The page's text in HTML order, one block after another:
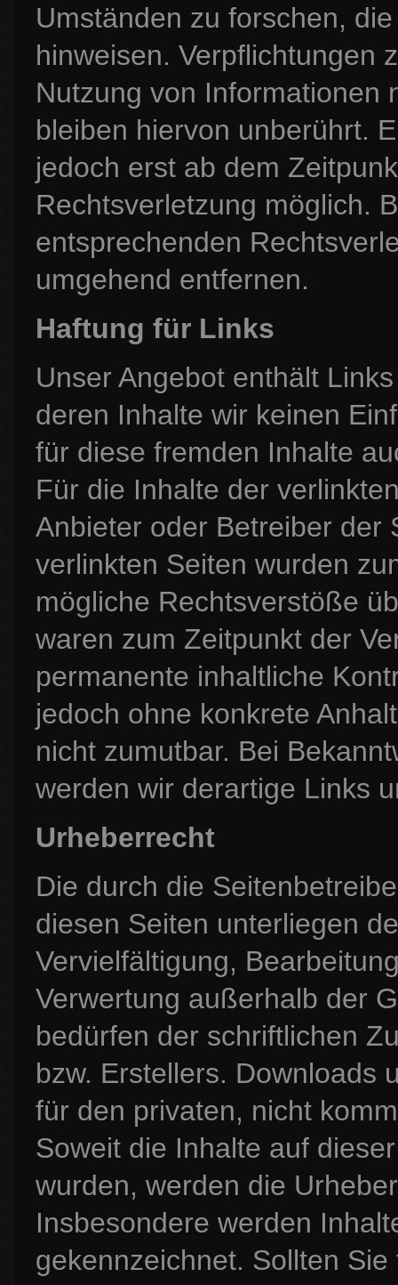
Umständen zu forschen,
hinweisen. Verpflichtungen
Nutzung von Informationen
bleiben hiervon unberührt.
jedoch erst ab dem
Rechtsverletzung möglich.
entsprechenden
umgehend entfernen.
Haftung für Links
Unser Angebot enthält
deren Inhalte wir keinen
für diese fremden Inhalte
Für die Inhalte der
Anbieter oder Betreiber der
verlinkten Seiten wurden
mögliche Rechtsverstöße
waren zum Zeitpunkt der
permanente inhaltliche
jedoch ohne konkrete
nicht zumutbar. Bei
werden wir derartige Links
Urheberrecht
Die durch die
diesen Seiten unterliegen
Vervielfältigung,
Verwertung außerhalb der
bedürfen der schriftlichen
bzw. Erstellers. Downloads
für den privaten, nicht
Soweit die Inhalte auf
wurden, werden die
Insbesondere werden
gekennzeichnet. Sollten